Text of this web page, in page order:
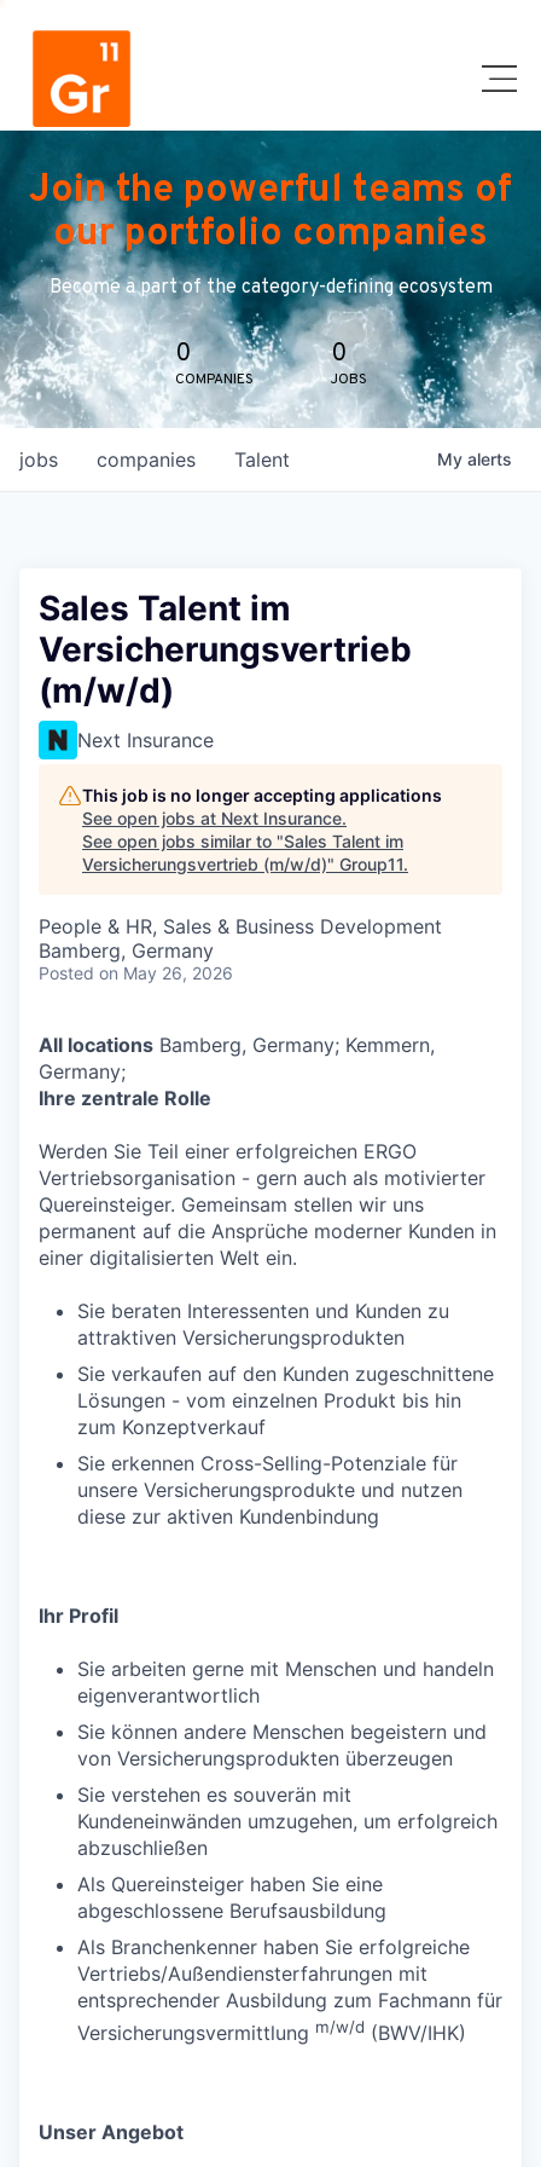
Join the powerful teams of
our portfolio companies
Become a part of the category-defining ecosystem
0
COMPANIES
0
JOBS
jobs companies Talent My alerts
Sales Talent im
Versicherungsvertrieb
(m/w/d)
Next Insurance
This job is no longer accepting applications
See open jobs at Next Insurance.
See open jobs similar to "Sales Talent im
Versicherungsvertrieb (m/w/d)" Group11.
People & HR, Sales & Business Development
Bamberg, Germany
Posted on May 26, 2026
All locations Bamberg, Germany; Kemmern,
Germany;
Ihre zentrale Rolle
Werden Sie Teil einer erfolgreichen ERGO
Vertriebsorganisation - gern auch als motivierter
Quereinsteiger. Gemeinsam stellen wir uns
permanent auf die Ansprüche moderner Kunden in
einer digitalisierten Welt ein.
Sie beraten Interessenten und Kunden zu
attraktiven Versicherungsprodukten
Sie verkaufen auf den Kunden zugeschnittene
Lösungen - vom einzelnen Produkt bis hin
zum Konzeptverkauf
Sie erkennen Cross-Selling-Potenziale für
unsere Versicherungsprodukte und nutzen
diese zur aktiven Kundenbindung
Ihr Profil
Sie arbeiten gerne mit Menschen und handeln
eigenverantwortlich
Sie können andere Menschen begeistern und
von Versicherungsprodukten überzeugen
Sie verstehen es souverän mit
Kundeneinwänden umzugehen, um erfolgreich
abzuschließen
Als Quereinsteiger haben Sie eine
abgeschlossene Berufsausbildung
Als Branchenkenner haben Sie erfolgreiche
Vertriebs/Außendiensterfahrungen mit
entsprechender Ausbildung zum Fachmann für
Versicherungsvermittlung m/w/d (BWV/IHK)
Unser Angebot